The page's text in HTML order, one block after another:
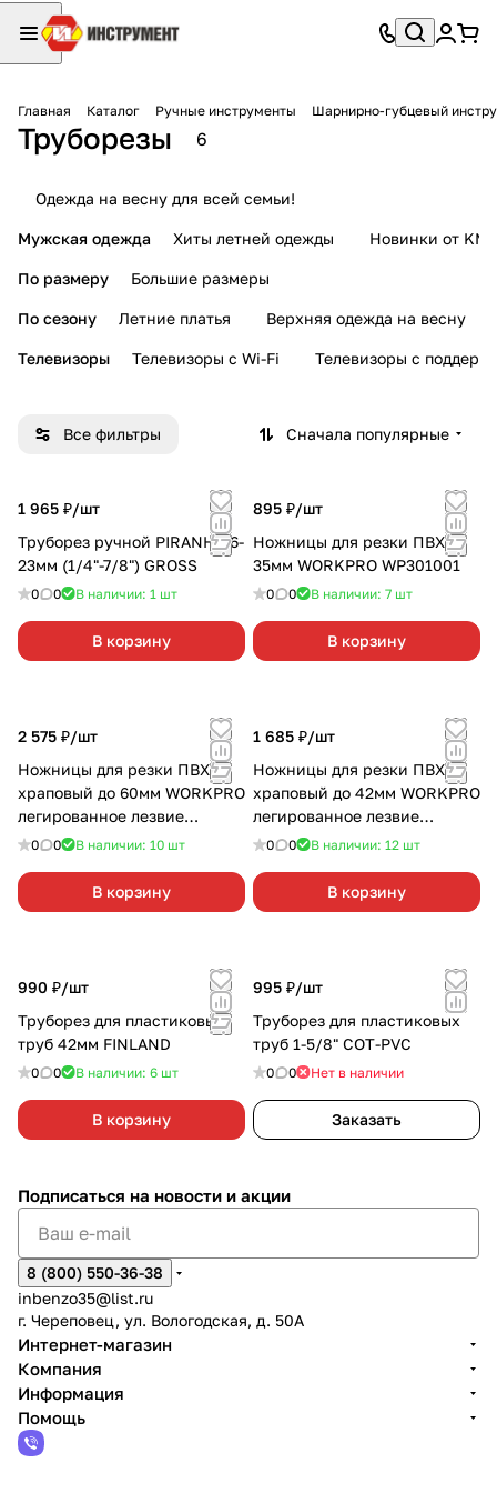
Главная Каталог Ручные инструменты Шарнирно-губцевый
Труборезы 6
Одежда на весну для всей семьи!
Мужская одежда Хиты летней одежды Новинки от KMI
По размеру Большие размеры
По сезону Летние платья Верхняя одежда на весну
Телевизоры Телевизоры с Wi-Fi Телевизоры с
Все фильтры Сначала популярные
1 965 ₽/шт
Труборез ручной PIRANHA 6-
23мм (1/4"-7/8") GROSS
0 0 В наличии: 1 шт
В корзину
895 ₽/шт
Ножницы для резки ПВХ до
35мм WORKPRO WP301001
0 0 В наличии: 7 шт
В корзину
2 575 ₽/шт
Ножницы для резки ПВХ
храповый до 60мм WORKPRO
легированное лезвие
WP301007
0 0 В наличии: 10 шт
В корзину
1 685 ₽/шт
Ножницы для резки ПВХ
храповый до 42мм WORKPRO
легированное лезвие
WP301006
0 0 В наличии: 12 шт
В корзину
990 ₽/шт
Труборез для пластиковых
труб 42мм FINLAND
0 0 В наличии: 6 шт
В корзину
995 ₽/шт
Труборез для пластиковых
труб 1-5/8" COT-PVC
0 0 Нет в наличии
Заказать
Подписаться на новости и акции
8 (800) 550-36-38
inbenzo35@list.ru
г. Череповец, ул. Вологодская, д. 50А
Интернет-магазин
Компания
Информация
Помощь